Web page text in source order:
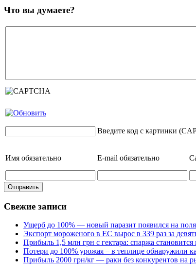
Что вы думаете?
Введите код с картинки
Имя обязательно E-mail обязательно
Свежие записи
Ущерб до 100% — новый паразит появился на
Экспорт мороженого в ЕС вырос в 339 раз за
Прибыль 1,5 млн грн с гектара: спаржа
Потери до 100% урожая – в теплице обнаружили
Прибыль 2000 грн/кг — раки без конкурентов на